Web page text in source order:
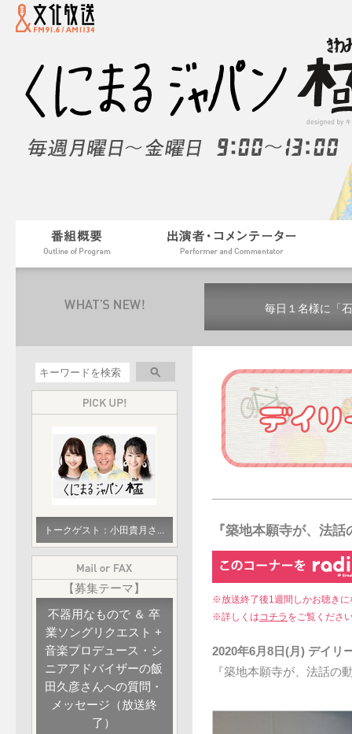
毎日１名様に「
『築地本願寺が、法
※放送終了後1週間しかお聴きに
※詳しくはコチラ をご覧くださ
2020年6月8日(月) デイリ
『築地本願寺が、法話の
トークゲスト：小田貴月さ...
【募集テーマ】
不器用なもので ＆ 卒
業ソングリクエスト +
音楽プロデュース・シ
ニアアドバイザーの飯
田久彦さんへの質問・
メッセージ（放送終
了）